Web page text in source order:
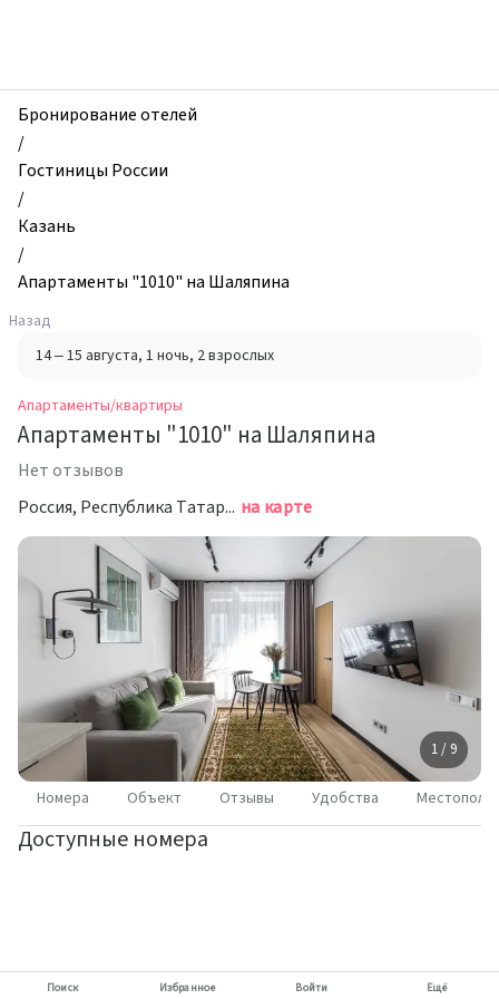
и
квартиры,
Апартаменты
"1010"
на
Шаляпина,
Казань,
Россия
Бронирование отелей
/
Гостиницы России
/
Казань
/
Апартаменты "1010" на Шаляпина
Назад
14 – 15 августа, 1 ночь, 2 взрослых
Апартаменты/квартиры
Апартаменты "1010" на Шаляпина
Нет отзывов
Россия, Республика Татарстан (Татарстан), Казань, улица Шаляпина, 26 на карте
1 / 9
Номера Объект Отзывы Удобства
Доступные номера
Поиск Избранное Войти Ещё